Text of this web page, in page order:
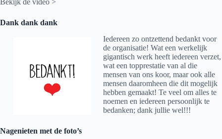
Bekijk de video >
Dank dank dank
Iedereen zo ontzettend bedankt voor
de organisatie! Wat een werkelijk
gigantisch werk heeft iedereen verzet,
wat een topprestatie van al die
mensen van ons koor, maar ook alle
mensen daaromheen die dit mogelijk
hebben gemaakt! Te veel om alles te
noemen en iedereen persoonlijk te
bedanken; dank jullie wel!!!
Nagenieten met de foto’s